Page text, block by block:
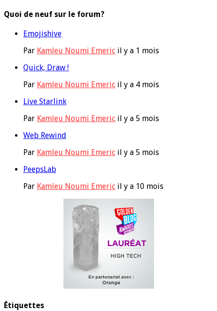
Quoi de neuf sur le forum?
Emojishive
Par Kamleu Noumi Emeric il y a 1 mois
Quick, Draw !
Par Kamleu Noumi Emeric il y a 4 mois
Live Starlink
Par Kamleu Noumi Emeric il y a 5 mois
Web Rewind
Par Kamleu Noumi Emeric il y a 5 mois
PeepsLab
Par Kamleu Noumi Emeric il y a 10 mois
Étiquettes